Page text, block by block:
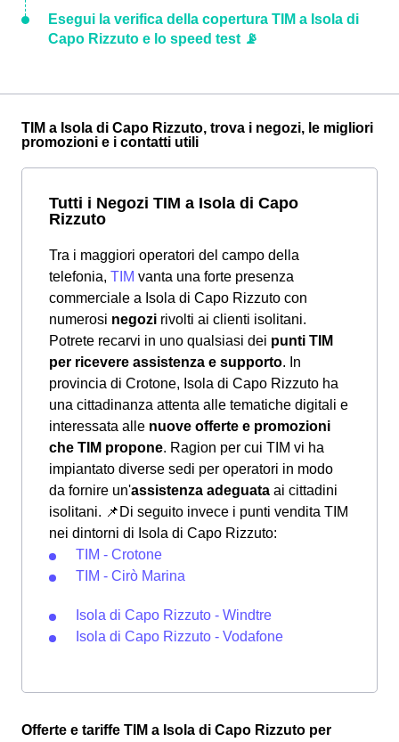
Esegui la verifica della copertura TIM a Isola di
Capo Rizzuto e lo speed test 📡
TIM a Isola di Capo Rizzuto, trova i negozi, le migliori
promozioni e i contatti utili
Tutti i Negozi TIM a Isola di Capo
Rizzuto
Tra i maggiori operatori del campo della
telefonia, TIM vanta una forte presenza
commerciale a Isola di Capo Rizzuto con
numerosi negozi rivolti ai clienti isolitani.
Potrete recarvi in uno qualsiasi dei punti TIM
per ricevere assistenza e supporto. In
provincia di Crotone, Isola di Capo Rizzuto ha
una cittadinanza attenta alle tematiche digitali e
interessata alle nuove offerte e promozioni
che TIM propone. Ragion per cui TIM vi ha
impiantato diverse sedi per operatori in modo
da fornire un'assistenza adeguata ai cittadini
isolitani. 📌Di seguito invece i punti vendita TIM
nei dintorni di Isola di Capo Rizzuto:
TIM - Crotone
TIM - Cirò Marina
Isola di Capo Rizzuto - Windtre
Isola di Capo Rizzuto - Vodafone
Offerte e tariffe TIM a Isola di Capo Rizzuto per